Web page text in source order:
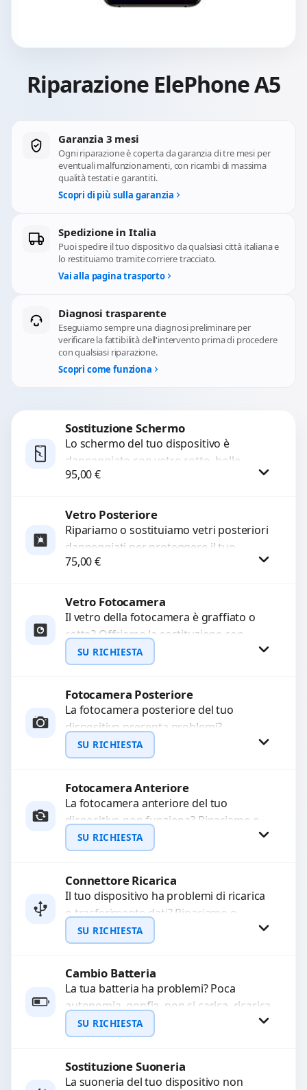
Riparazione ElePhone A5
Garanzia 3 mesi
Ogni riparazione è coperta da garanzia di tre mesi per
eventuali malfunzionamenti, con ricambi di massima
qualità testati e garantiti.
Scopri di più sulla garanzia
Spedizione in Italia
Puoi spedire il tuo dispositivo da qualsiasi città italiana e
lo restituiamo tramite corriere tracciato.
Vai alla pagina trasporto
Diagnosi trasparente
Eseguiamo sempre una diagnosi preliminare per
verificare la fattibilità dell'intervento prima di procedere
con qualsiasi riparazione.
Scopri come funziona
Sostituzione Schermo
Lo schermo del tuo dispositivo è
danneggiato con vetro rotto, bolle,
macchie, schermo nero o pixel morti?
95,00€
Procedi
Vetro Posteriore
Ripariamo o sostituiamo vetri posteriori
danneggiati per proteggere il tuo
dispositivo e ripristinare l’estetica
qualità...
75,00€
Procedi
Vetro Fotocamera
Il vetro della fotocamera è graffiato o
rotto? Offriamo la sostituzione con
ricambi di alta qualità garantiti per 3
mesi....
SU RICHIESTA
Richiedi Preventivo
WhatsApp
Fotocamera Posteriore
La fotocamera posteriore del tuo
dispositivo presenta problemi?
Interveniamo per risolvere guasti come
immagini sfocate, messa a fuoco non
SU RICHIESTA
Richiedi Preventivo
WhatsApp
Fotocamera Anteriore
La fotocamera anteriore del tuo
dispositivo non funziona? Ripariamo o
sostituiamo fotocamere guaste con
problemi come immagini sfocate, messa
SU RICHIESTA
Richiedi Preventivo
WhatsApp
Connettore Ricarica
Il tuo dispositivo ha problemi di ricarica
o trasferimento dati? Ripariamo o
sostituiamo connettori di ricarica guasti,
rotti, allentati, danneggiati,...
SU RICHIESTA
Richiedi Preventivo
WhatsApp
Cambio Batteria
La tua batteria ha problemi? Poca
autonomia, gonfia, non si carica, ricarica
lenta o cicli di ricarica esauriti?
Sostituiamo la...
SU RICHIESTA
Richiedi Preventivo
Sostituzione Suoneria
La suoneria del tuo dispositivo non